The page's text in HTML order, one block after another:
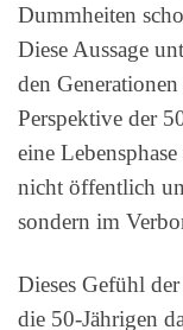
Dummheiten
Diese Aussage
den
Perspektive der
eine
nicht öffentlich
sondern im
Dieses Gefühl
die 50-Jährigen